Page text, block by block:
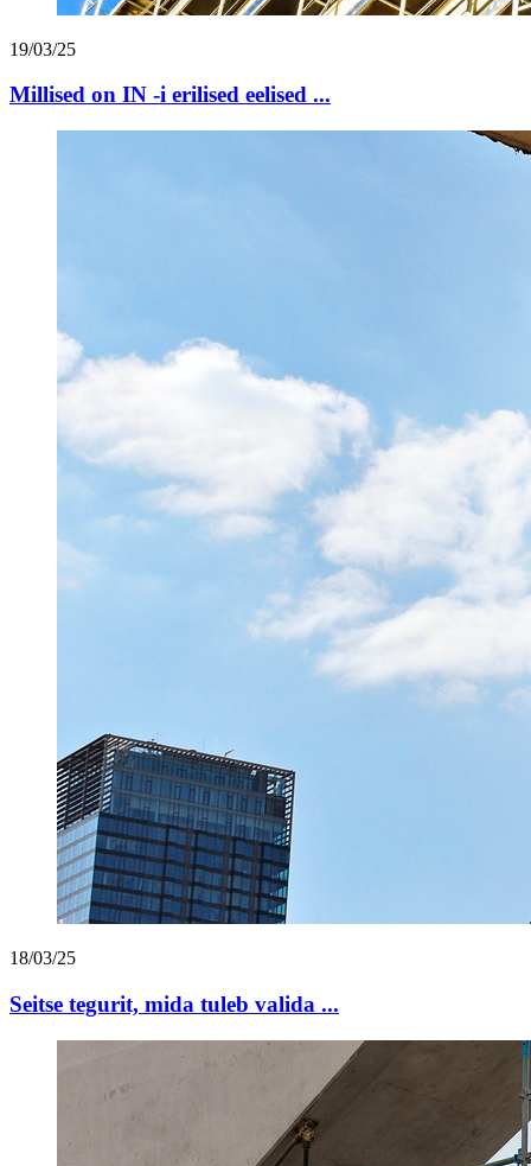
19/03/25
Millised on IN -i erilised eelised ...
18/03/25
Seitse tegurit, mida tuleb valida ...